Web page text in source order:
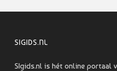
SIGIDS.NL
SIgids.nl is hét online portaal